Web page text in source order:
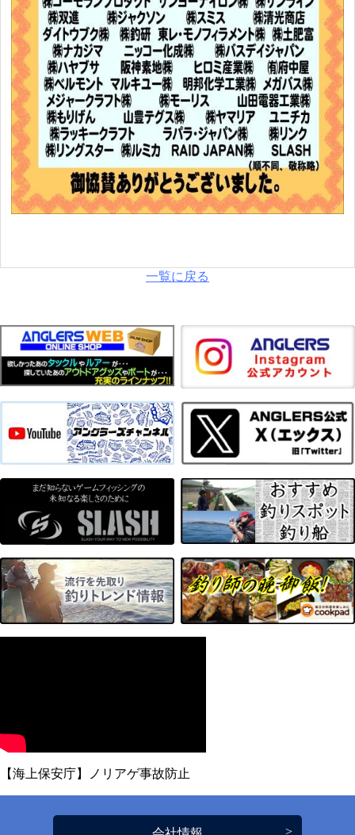
一覧に戻る
【海上保安庁】ノリアゲ事故防止